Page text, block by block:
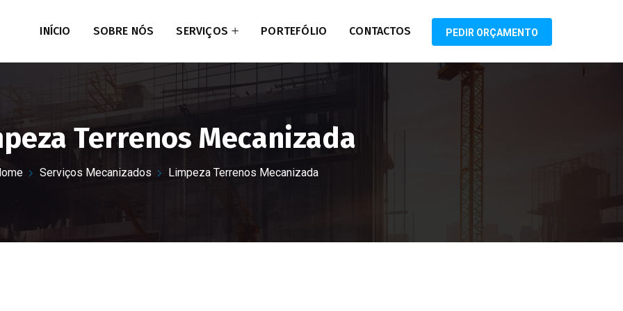
INÍCIO SOBRE NÓS SERVIÇOS PORTEFÓLIO CONTACTOS PEDIR ORÇAMENTO
Terrenos Mecanizada
Serviços Mecanizados Limpeza Terrenos Mecanizada